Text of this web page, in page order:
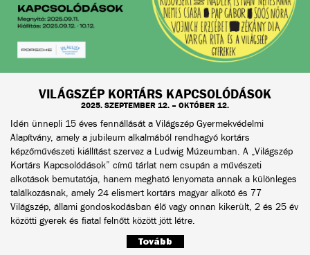
VILÁGSZÉP KORTÁRS KAPCSOLÓDÁSOK
2025. SZEPTEMBER 12. – OKTÓBER 12.
Idén ünnepli 15 éves fennállását a Világszép Gyermekvédelmi
Alapítvány, amely a jubileum alkalmából rendhagyó kortárs
képzőművészeti kiállítást szervez a Ludwig Múzeumban. A „Világszép
Kortárs Kapcsolódások” című tárlat nem csupán a művészeti
alkotások bemutatója, hanem megható lenyomata annak a különleges
találkozásnak, amely 24 elismert kortárs magyar alkotó és 77
Világszép, állami gondoskodásban élő vagy onnan kikerült, 2 és 25 év
közötti gyerek és fiatal felnőtt között jött létre.
Tovább